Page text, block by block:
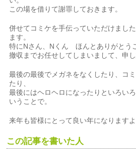
この場を借りて謝罪しておきます。
併せてコミケを手伝っていただけまし
ます。
特にNさん、Nくん ほんとありがとう
撤収までお任せしてしまいまして、申し
最後の最後でメガネをなくしたり、コ
たり、
最後にはヘロヘロになったりといろい
いうことで。
来年も皆様にとって良い年になりますよ
この記事を書いた人